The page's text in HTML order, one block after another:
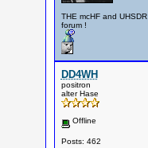
THE mcHF and UHSDR
forum !
DD4WH
positron
alter Hase
Offline
Posts: 462